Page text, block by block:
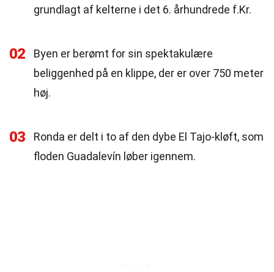
grundlagt af kelterne i det 6. århundrede f.Kr.
02
Byen er berømt for sin spektakulære
beliggenhed på en klippe, der er over 750 meter
høj.
03
Ronda er delt i to af den dybe El Tajo-kløft, som
floden Guadalevín løber igennem.